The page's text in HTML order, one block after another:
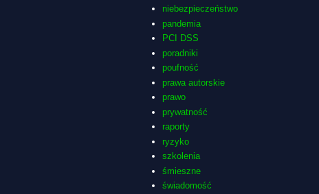
niebezpieczeństwo
pandemia
PCI DSS
poradniki
poufność
prawa autorskie
prawo
prywatność
raporty
ryzyko
szkolenia
śmieszne
świadomość